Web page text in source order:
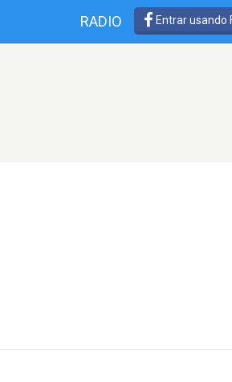
RADIO Entrar usando